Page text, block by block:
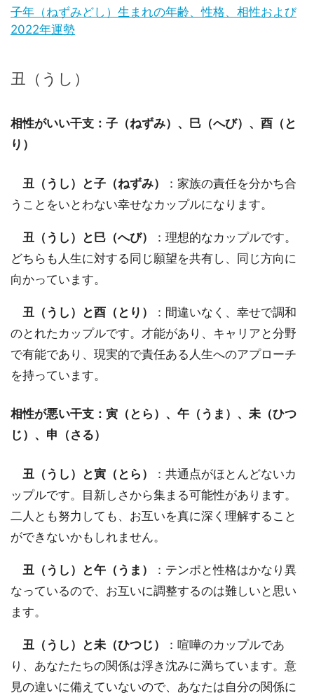
子年（ねずみどし）生まれの年齢、性格、相性および
2022年運勢
丑（うし）
相性がいい干支：子（ねずみ）、巳（へび）、酉（と
り）
丑（うし）と子（ねずみ）
：家族の責任を分かち合
うことをいとわない幸せなカップルになります。
丑（うし）と巳（へび）
：理想的なカップルです。
どちらも人生に対する同じ願望を共有し、同じ方向に
向かっています。
丑（うし）と酉（とり）
：間違いなく、幸せで調和
のとれたカップルです。才能があり、キャリアと分野
で有能であり、現実的で責任ある人生へのアプローチ
を持っています。
相性が悪い干支：寅（とら）、午（うま）、未（ひつ
じ）、申（さる）
丑（うし）と寅（とら）
：共通点がほとんどないカ
ップルです。目新しさから集まる可能性があります。
二人とも努力しても、お互いを真に深く理解すること
ができないかもしれません。
丑（うし）と午（うま）
：テンポと性格はかなり異
なっているので、お互いに調整するのは難しいと思い
ます。
丑（うし）と未（ひつじ）
：喧嘩のカップルであ
り、あなたたちの関係は浮き沈みに満ちています。意
見の違いに備えていないので、あなたは自分の関係に